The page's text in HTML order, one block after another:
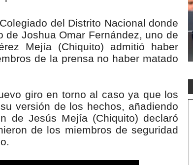
del Distrito Nacional donde
Joshua Omar Fernández, uno de
Mejía (Chiquito) admitió haber
de la prensa no haber matado
giro en torno al caso ya que los
versión de los hechos, añadiendo
de Jesús Mejía (Chiquito) declaró
de los miembros de seguridad